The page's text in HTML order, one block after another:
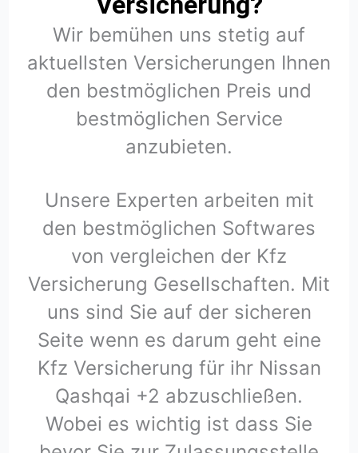
Wir bemühen uns stetig auf
aktuellsten Versicherungen Ihnen
den bestmöglichen Preis und
bestmöglichen Service
anzubieten.
Unsere Experten arbeiten mit
den bestmöglichen Softwares
von vergleichen der Kfz
Versicherung Gesellschaften. Mit
uns sind Sie auf der sicheren
Seite wenn es darum geht eine
Kfz Versicherung für ihr Nissan
Qashqai +2 abzuschließen.
Wobei es wichtig ist dass Sie